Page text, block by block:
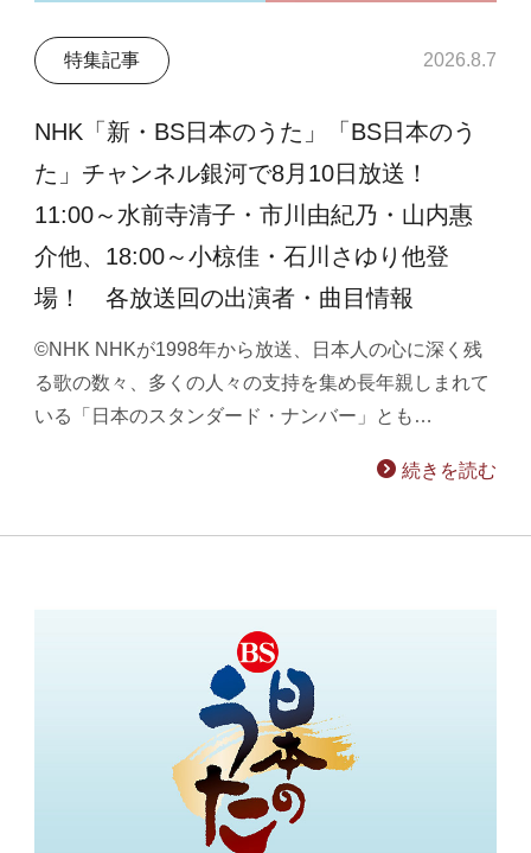
特集記事 2026.8.7
NHK「新・BS日本のうた」「BS日本のう
た」チャンネル銀河で8月10日放送！
11:00～水前寺清子・市川由紀乃・山内惠
介他、18:00～小椋佳・石川さゆり他登
場！ 各放送回の出演者・曲目情報
©NHK NHKが1998年から放送、日本人の心に深く残
る歌の数々、多くの人々の支持を集め長年親しまれて
いる「日本のスタンダード・ナンバー」とも…
続きを読む